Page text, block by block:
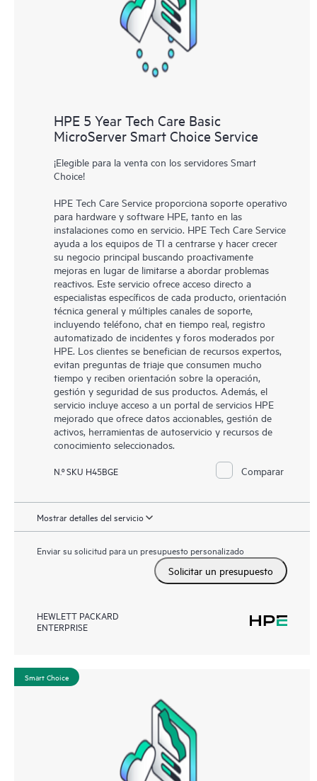
HPE 5 Year Tech Care Basic
MicroServer Smart Choice Service
¡Elegible para la venta con los servidores Smart
Choice!
HPE Tech Care Service proporciona soporte operativo
para hardware y software HPE, tanto en las
instalaciones como en servicio. HPE Tech Care Service
ayuda a los equipos de TI a centrarse y hacer crecer
su negocio principal buscando proactivamente
mejoras en lugar de limitarse a abordar problemas
reactivos. Este servicio ofrece acceso directo a
especialistas específicos de cada producto, orientación
técnica general y múltiples canales de soporte,
incluyendo teléfono, chat en tiempo real, registro
automatizado de incidentes y foros moderados por
HPE. Los clientes se benefician de recursos expertos,
evitan preguntas de triaje que consumen mucho
tiempo y reciben orientación sobre la operación,
gestión y seguridad de sus productos. Además, el
servicio incluye acceso a un portal de servicios HPE
mejorado que ofrece datos accionables, gestión de
activos, herramientas de autoservicio y recursos de
conocimiento seleccionados.
N.º SKU H45BGE Comparar
Mostrar detalles del servicio
Enviar su solicitud para un presupuesto personalizado
Solicitar un presupuesto
HEWLETT PACKARD
ENTERPRISE
Smart Choice